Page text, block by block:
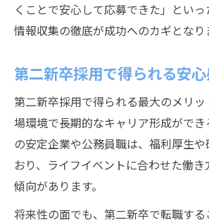
くことで安心して応募できた」といっ
情報収集の徹底が成功へのカギとなり
第二新卒採用で得られる安
第二新卒採用で得られる最大のメリ
場環境で長期的なキャリア形成がで
の安定企業や公務員職は、福利厚生
おり、ライフイベントに合わせた働
傾向があります。
将来性の面でも、第二新卒で転職す